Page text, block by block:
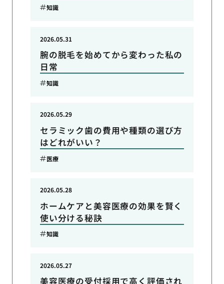
知識
腕の脱毛を始めてから変わった私の
日常
2026.05.31
知識
セラミック歯の費用や種類の選び方
はどれがいい？
2026.05.29
医療
ホームケアと美容医療の効果を賢く
使い分ける秘訣
2026.05.28
知識
美容医療の受付採用で高く評価され
2026.05.27